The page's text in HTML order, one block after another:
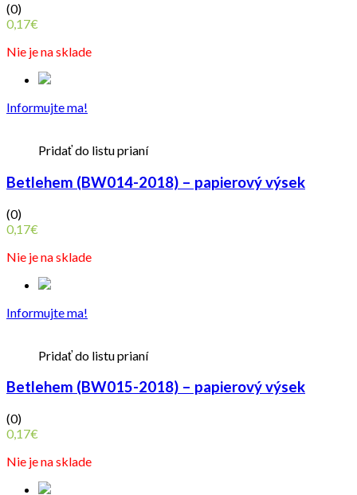
(0)
0,17€
Nie je na sklade
Informujte ma!
Pridať do listu prianí
Betlehem (BW014-2018) – papierový výsek
(0)
0,17€
Nie je na sklade
Informujte ma!
Pridať do listu prianí
Betlehem (BW015-2018) – papierový výsek
(0)
0,17€
Nie je na sklade